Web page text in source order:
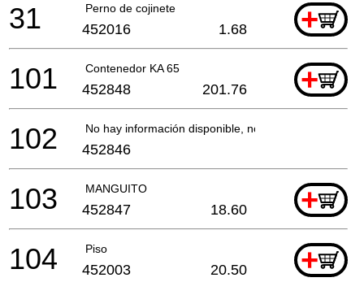
Perno de cojinete +
31 452016 1.68
Contenedor KA 65 +
101 452848 201.76
No hay información disponible, no se puede pedir
102 452846
MANGUITO +
103 452847 18.60
Piso +
104 452003 20.50